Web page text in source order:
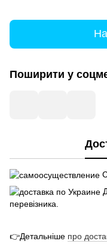
Поширити у
перевізника.
👉Детальніше про